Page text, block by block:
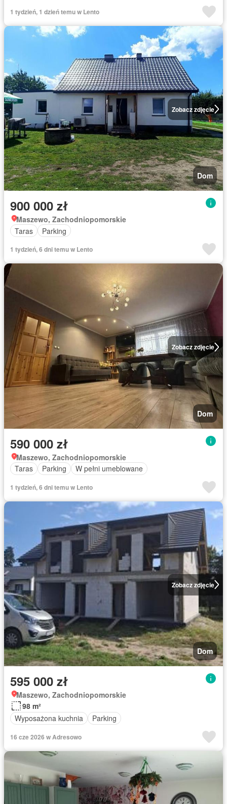
1 tydzień, 1 dzień temu w Lento
Zobacz zdjęcie
Dom
900 000 zł
Maszewo, Zachodniopomorskie
Taras
Parking
1 tydzień, 6 dni temu w Lento
Zobacz zdjęcie
Dom
590 000 zł
Maszewo, Zachodniopomorskie
Taras
Parking W pełni umeblowane
1 tydzień, 6 dni temu w Lento
Zobacz zdjęcie
Dom
595 000 zł
Maszewo, Zachodniopomorskie
98 m²
Wyposażona kuchnia
Parking
16 cze 2026 w Adresowo